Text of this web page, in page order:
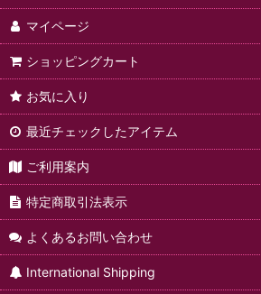
マイページ
ショッピングカート
お気に入り
最近チェックしたアイテム
ご利用案内
特定商取引法表示
よくあるお問い合わせ
International Shipping